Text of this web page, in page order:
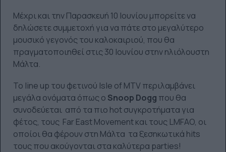
Μέχρι και την Παρασκευή 10 Ιουνίου μπορείτε να
δηλώσετε συμμετοχή για να πάτε στο μεγαλύτερο
μουσικό γεγονός του καλοκαιριού, που θα
πραγματοποιηθεί στις 30 Ιουνίου στην ηλιόλουστη
Μάλτα.
Το line up του φετινού Isle of MTV περιλαμβάνει
μεγάλα ονόματα όπως ο Snoop Dogg που θα
συνοδεύεται από τα πιο hot συγκροτήματα για
φέτος, τους Far East Movement και τους LMFAO, οι
οποίοι θα φέρουν στη Μάλτα τα ξεσηκωτικά hits
τους που ακούγονται στα καλύτερα parties!